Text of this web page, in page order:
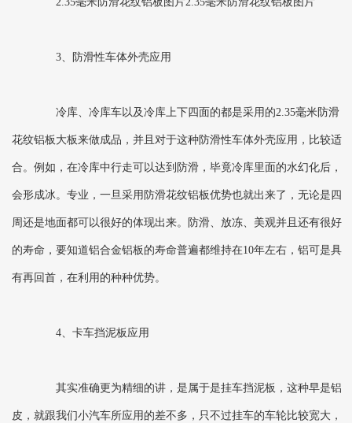
3、防滑性车体外壳应用
冷库、冷库车以及冷库上下四面的都是采用的2.35毫米防滑
花纹铝板大板来做成品，并且对于这种防滑性车体外壳应用，比较适
合。例如，在冷库中行走可以达到防滑，毕竟冷库里面的水幻化后，
会形成冰。专业，一旦采用防滑花纹铝板优势也就出来了，无论是四
周还是地面都可以很好的体现出来。防滑、放冻、美观并且还有很好
的寿命，要知道铝合金铝板的寿命普遍都维持在10年左右，铝可是具
有再回首，在利用的种种优势。
4、卡车挡泥板应用
其实准确更为精细的讲，是属于是挂车挡泥板，这种早是铝
皮，就跟我们小汽车所应用的差不多，只不过挂车的车轮比较宽大，